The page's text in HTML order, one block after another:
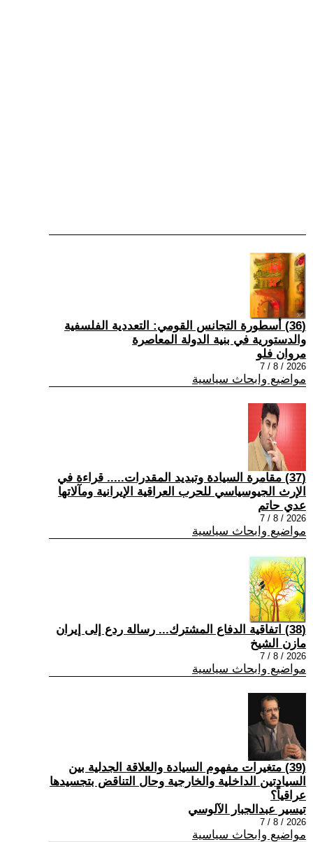
(36) أسطورة التجانس القومي: التعددية الفلسفية
والدستورية في بنية الدولة المعاصرة
مروان فلو
2026 / 8 / 7
مواضيع وابحاث سياسية
(37) مقامرة السيادة وتبديد المقدرات..... قراءة في
الإرث الجيوسياسي للحرب العراقية الإيرانية ومآلاتها
عدي حاتم
2026 / 8 / 7
مواضيع وابحاث سياسية
(38) اتفاقية الدفاع المشترك... رسالة ردع إلى إيران
مازن الشيخ
2026 / 8 / 7
مواضيع وابحاث سياسية
(39) متغيرات مفهوم السيادة والعلاقة الجدلية بين
السيادتين الداخلية والخارجية وحال التناقض بتجسيدها
عراقياً؟
تيسير عبدالجبار الآلوسي
2026 / 8 / 7
مواضيع وابحاث سياسية